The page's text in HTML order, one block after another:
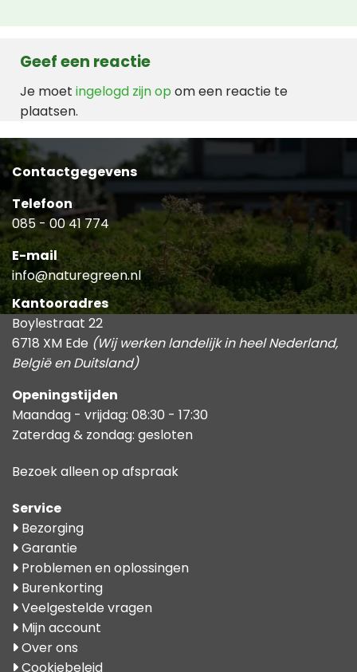
Geef een reactie
Je moet ingelogd zijn op om een reactie te
plaatsen.
Contactgegevens
Telefoon
085 - 00 41 774
E-mail
info@naturegreen.nl
Kantooradres
Boylestraat 22
6718 XM Ede (Wij werken landelijk in heel Nederland,
België en Duitsland)
Openingstijden
Maandag - vrijdag: 08:30 - 17:30
Zaterdag & zondag: gesloten
Bezoek alleen op afspraak
Service
Bezorging
Garantie
Problemen en oplossingen
Burenkorting
Veelgestelde vragen
Mijn account
Over ons
Cookiebeleid